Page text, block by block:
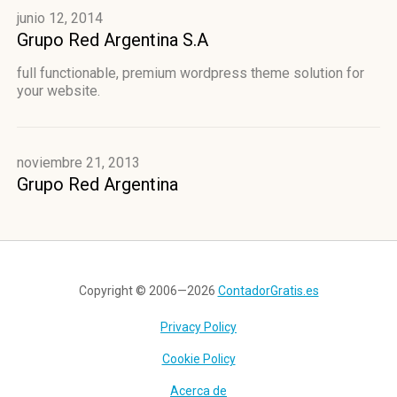
junio 12, 2014
Grupo Red Argentina S.A
full functionable, premium wordpress theme solution for
your website.
noviembre 21, 2013
Grupo Red Argentina
Copyright © 2006—2026 ContadorGratis.es
Privacy Policy
Cookie Policy
Acerca de